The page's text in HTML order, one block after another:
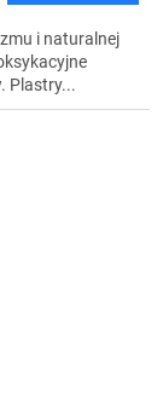
i naturalnej
Plastry...